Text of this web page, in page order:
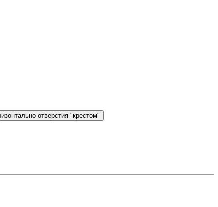
отверстия "крестом"